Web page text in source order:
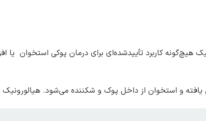
هیچ‌گونه کاربرد تأییدشده‌ای برای درمان پوکی استخوان یا
و استخوان از داخل پوک و شکننده می‌شود. هیالورونیک